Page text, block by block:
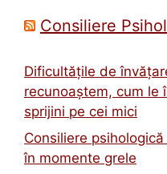
Consiliere
Dificultățile de
recunoaștem, cum le
sprijini pe cei mici
Consiliere
în momente grele